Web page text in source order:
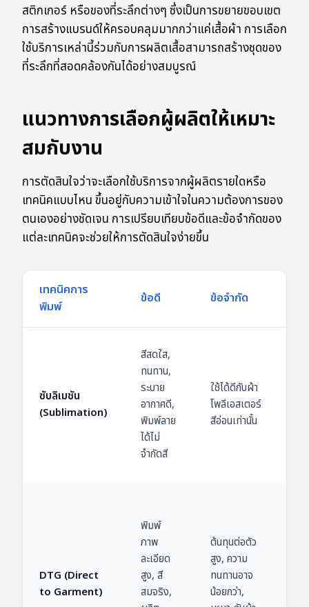
สติกเกอร์ หรือของที่ระลึกต่างๆ ซึ่งเป็นการขยายขอบเขต
การสร้างแบรนด์ให้ครอบคลุมมากกว่าแค่เสื้อผ้า การเลือก
ใช้บริการเหล่านี้ร่วมกับการผลิตเสื้อสามารถสร้างชุดของ
ที่ระลึกที่สอดคล้องกันได้อย่างสมบูรณ์
แนวทางการเลือกผู้ผลิตให้เหมาะ
สมกับงาน
การตัดสินใจว่าจะเลือกใช้บริการจากผู้ผลิตรายใดหรือ
เทคนิคแบบไหน ขึ้นอยู่กับความเข้าใจในความต้องการของ
ตนเองอย่างชัดเจน การเปรียบเทียบข้อดีและข้อจำกัดของ
แต่ละเทคนิคจะช่วยให้การตัดสินใจง่ายขึ้น
เทคนิคการ
พิมพ์
ข้อดี ข้อจำกัด
ซับลิเมชัน
(Sublimation)
สีสดใส,
ทนทาน,
ระบาย
อากาศดี,
พิมพ์ลาย
ได้ไม่
จำกัดสี
ใช้ได้ดีกับผ้า
โพลีเอสเตอร์
สีอ่อนเท่านั้น
DTG (Direct
to Garment)
พิมพ์
ภาพ
ละเอียด
สูง, สี
สมจริง,
ต้นทุนต่อตัว
สูง, ความ
ทนทานอาจ
น้อยกว่า,